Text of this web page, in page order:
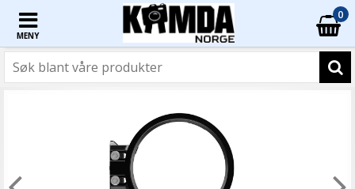
MENY
0